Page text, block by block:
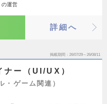
の運営
詳細へ
掲載期間 26/07/29～26/08/11
ナー（UI/UX）
・ゲーム関連）